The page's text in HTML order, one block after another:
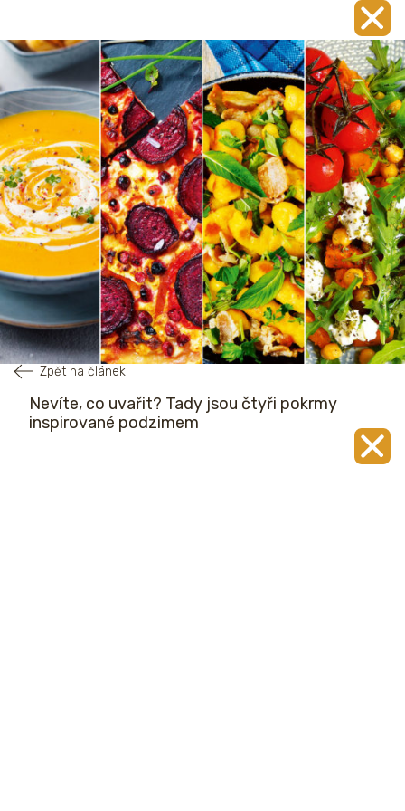
Zpět na článek
Nevíte, co uvařit? Tady jsou čtyři pokrmy
inspirované podzimem